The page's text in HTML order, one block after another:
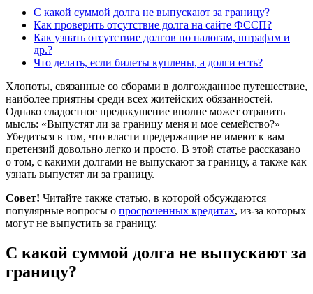
С какой суммой долга не выпускают за границу?
Как проверить отсутствие долга на сайте ФССП?
Как узнать отсутствие долгов по налогам, штрафам и
др.?
Что делать, если билеты куплены, а долги есть?
Хлопоты, связанные со сборами в долгожданное путешествие,
наиболее приятны среди всех житейских обязанностей.
Однако сладостное предвкушение вполне может отравить
мысль: «Выпустят ли за границу меня и мое семейство?»
Убедиться в том, что власти предержащие не имеют к вам
претензий довольно легко и просто. В этой статье рассказано
о том, с какими долгами не выпускают за границу, а также как
узнать выпустят ли за границу.
Совет! Читайте также статью, в которой обсуждаются
популярные вопросы о просроченных кредитах, из-за которых
могут не выпустить за границу.
С какой суммой долга не выпускают за
границу?